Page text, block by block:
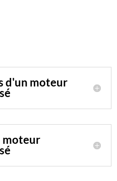
d'un moteur
moteur